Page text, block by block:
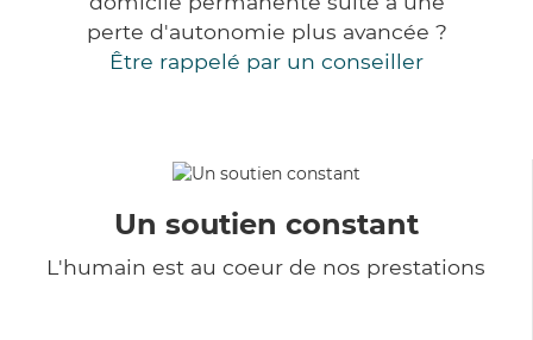
perte d'autonomie plus avancée ?
Être rappelé par un conseiller
Un soutien constant
L'humain est au coeur de nos prestations